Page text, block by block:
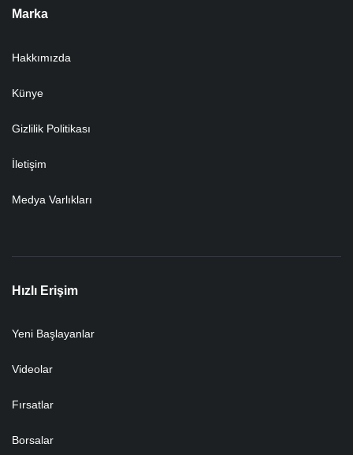
Marka
Hakkımızda
Künye
Gizlilik Politikası
İletişim
Medya Varlıkları
Hızlı Erişim
Yeni Başlayanlar
Videolar
Fırsatlar
Borsalar